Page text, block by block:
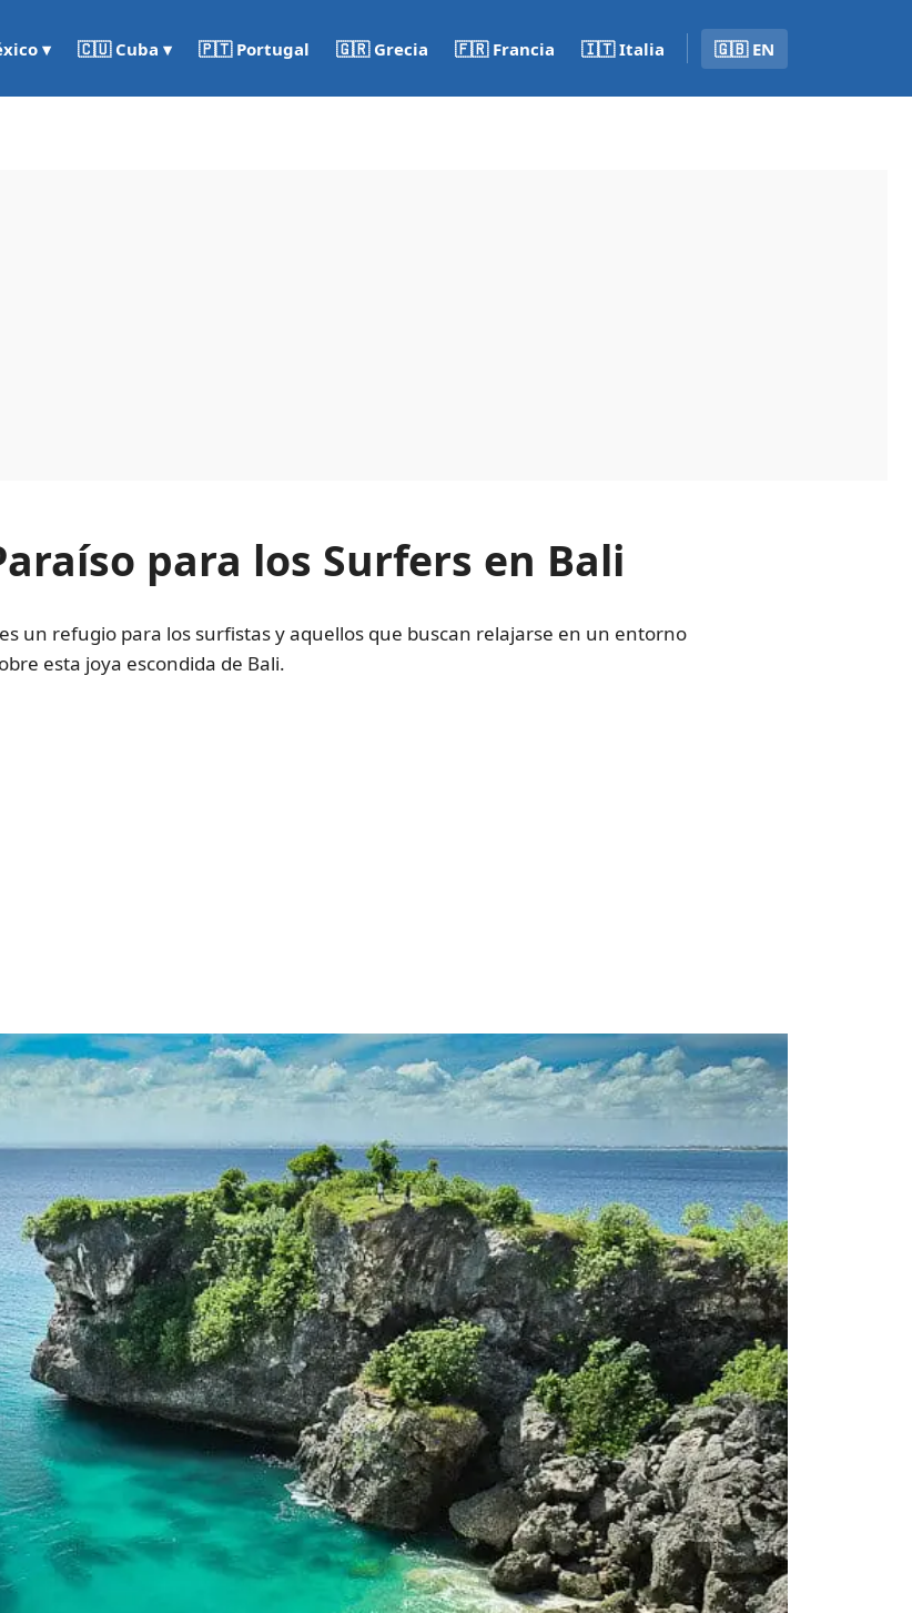
▾ 🇨🇺 Cuba ▾ 🇵🇹 Portugal 🇬🇷 Grecia 🇫🇷 Francia 🇮🇹 Italia 🇬🇧 EN
para los Surfers en Bali
es un refugio para los surfistas y aquellos que buscan relajarse en un entorno
esta joya escondida de Bali.